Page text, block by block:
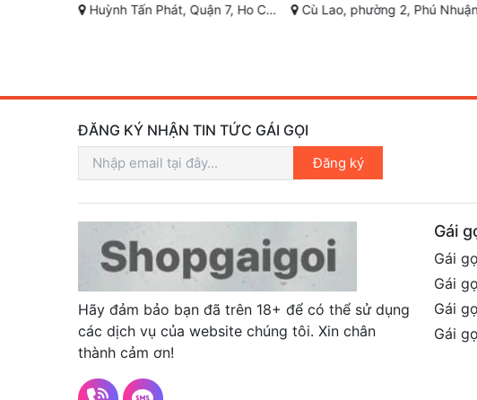
Huỳnh Tấn Phát, Quận 7, Ho Chi Minh City Cù Lao, phường 2, Phú Nhuận, Thành phố Hồ Chí Minh
ĐĂNG KÝ NHẬN TIN TỨC GÁI GỌI
Đăng ký
Hãy đảm bảo bạn đã trên 18+ để có thể sử dụng
các dịch vụ của website chúng tôi. Xin chân
thành cảm ơn!
Gái
Gái
Gái
Gái
Gái